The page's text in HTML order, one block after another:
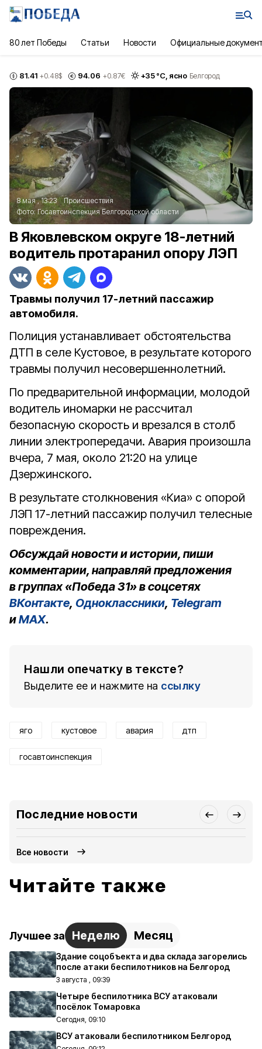
80 лет Победы Статьи Новости Официальные
81.41 +0.48$ 94.06 +0.87€ +35°С, ясно Белгород
8 мая , 13:23
Происшествия
Фото: Госавтоинспекция Белгородской области
В Яковлевском округе 18-летний
водитель протаранил опору ЛЭП
Травмы получил 17-летний пассажир
автомобиля.
Полиция устанавливает обстоятельства
ДТП в селе Кустовое, в результате которого
травмы получил несовершеннолетний.
По предварительной информации, молодой
водитель иномарки не рассчитал
безопасную скорость и врезался в столб
линии электропередачи. Авария произошла
вчера, 7 мая, около 21:20 на улице
Дзержинского.
В результате столкновения «Киа» с опорой
ЛЭП 17-летний пассажир получил телесные
повреждения.
Обсуждай новости и истории, пиши
комментарии, направляй предложения
в группах «Победа 31» в соцсетях
ВКонтакте, Одноклассники, Telegram
иMAX.
Нашли опечатку в тексте?
Выделите ее и нажмите на ссылку
яго кустовое авария дтп
госавтоинспекция
Последние новости
Все новости
Читайте также
Лучшее за Неделю Месяц
Здание соцобъекта и два склада загорелись
после атаки беспилотников на Белгород
3 августа , 09:39
Четыре беспилотника ВСУ атаковали
посёлок Томаровка
Сегодня, 09:10
ВСУ атаковали беспилотником Белгород